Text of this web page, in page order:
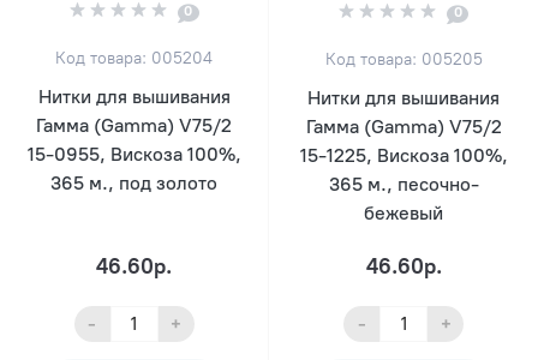
0
Код товара: 005204
Нитки для вышивания
Гамма (Gamma) V75/2
15-0955, Вискоза 100%,
365 м., под золото
46.60р.
- +
0
Код товара: 005205
Нитки для вышивания
Гамма (Gamma) V75/2
15-1225, Вискоза 100%,
365 м., песочно-
бежевый
46.60р.
- +